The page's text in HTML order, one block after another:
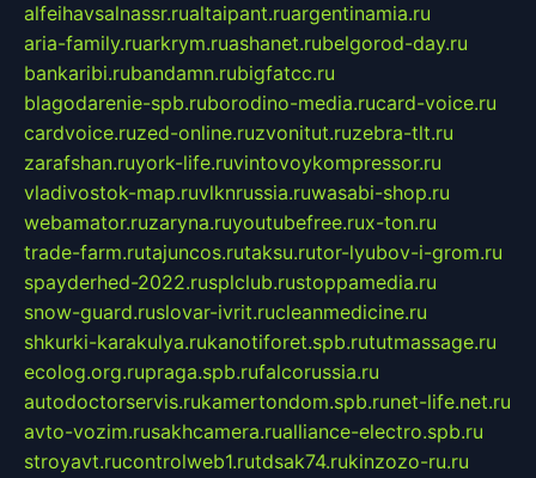
alfeihavsalnassr.rualtaipant.ruargentinamia.ru
aria-family.ruarkrym.ruashanet.rubelgorod-day.ru
bankaribi.rubandamn.rubigfatcc.ru
blagodarenie-spb.ruborodino-media.rucard-voice.ru
cardvoice.ruzed-online.ruzvonitut.ruzebra-tlt.ru
zarafshan.ruyork-life.ruvintovoykompressor.ru
vladivostok-map.ruvlknrussia.ruwasabi-shop.ru
webamator.ruzaryna.ruyoutubefree.rux-ton.ru
trade-farm.rutajuncos.rutaksu.rutor-lyubov-i-grom.ru
spayderhed-2022.rusplclub.rustoppamedia.ru
snow-guard.ruslovar-ivrit.rucleanmedicine.ru
shkurki-karakulya.rukanotiforet.spb.rututmassage.ru
ecolog.org.rupraga.spb.rufalcorussia.ru
autodoctorservis.rukamertondom.spb.runet-life.net.ru
avto-vozim.rusakhcamera.rualliance-electro.spb.ru
stroyavt.rucontrolweb1.rutdsak74.rukinzozo-ru.ru